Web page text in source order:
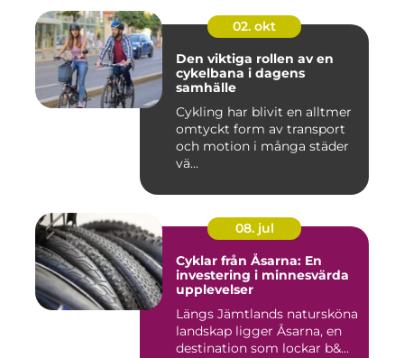
02. okt
Den viktiga rollen av en
cykelbana i dagens
samhälle
Cykling har blivit en alltmer
omtyckt form av transport
och motion i många städer
vä...
08. jul
Cyklar från Åsarna: En
investering i minnesvärda
upplevelser
Längs Jämtlands natursköna
landskap ligger Åsarna, en
destination som lockar b&...